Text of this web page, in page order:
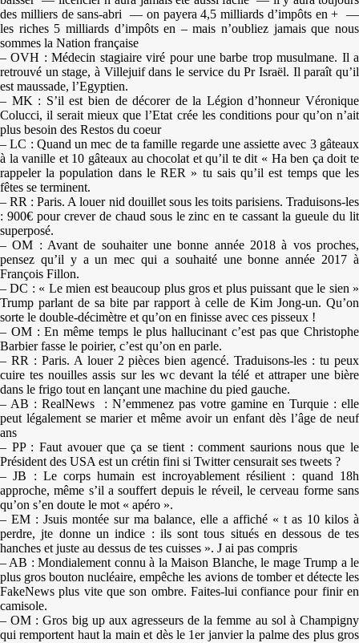
des milliers de sans-abri — on payera 4,5 milliards d’impôts en + —
les riches 5 milliards d’impôts en – mais n’oubliez jamais que nous
sommes la Nation française
– OVH : Médecin stagiaire viré pour une barbe trop musulmane. Il a
retrouvé un stage, à Villejuif dans le service du Pr Israël. Il paraît qu’il
est maussade, l’Egyptien.
– MK : S’il est bien de décorer de la Légion d’honneur Véronique
Colucci, il serait mieux que l’Etat crée les conditions pour qu’on n’ait
plus besoin des Restos du coeur
– LC : Quand un mec de ta famille regarde une assiette avec 3 gâteaux
à la vanille et 10 gâteaux au chocolat et qu’il te dit « Ha ben ça doit te
rappeler la population dans le RER » tu sais qu’il est temps que les
fêtes se terminent.
– RR : Paris. A louer nid douillet sous les toits parisiens. Traduisons-les
: 900€ pour crever de chaud sous le zinc en te cassant la gueule du lit
superposé.
– OM : Avant de souhaiter une bonne année 2018 à vos proches,
pensez qu’il y a un mec qui a souhaité une bonne année 2017 à
François Fillon.
– DC : « Le mien est beaucoup plus gros et plus puissant que le sien »
Trump parlant de sa bite par rapport à celle de Kim Jong-un. Qu’on
sorte le double-décimètre et qu’on en finisse avec ces pisseux !
– OM : En même temps le plus hallucinant c’est pas que Christophe
Barbier fasse le poirier, c’est qu’on en parle.
– RR : Paris. A louer 2 pièces bien agencé. Traduisons-les : tu peux
cuire tes nouilles assis sur les wc devant la télé et attraper une bière
dans le frigo tout en lançant une machine du pied gauche.
– AB : RealNews : N’emmenez pas votre gamine en Turquie : elle
peut légalement se marier et même avoir un enfant dès l’âge de neuf
ans
– PP : Faut avouer que ça se tient : comment saurions nous que le
Président des USA est un crétin fini si Twitter censurait ses tweets ?
– JB : Le corps humain est incroyablement résilient : quand 18h
approche, même s’il a souffert depuis le réveil, le cerveau forme sans
qu’on s’en doute le mot « apéro ».
– EM : Jsuis montée sur ma balance, elle a affiché « t as 10 kilos à
perdre, jte donne un indice : ils sont tous situés en dessous de tes
hanches et juste au dessus de tes cuisses ». J ai pas compris
– AB : Mondialement connu à la Maison Blanche, le mage Trump a le
plus gros bouton nucléaire, empêche les avions de tomber et détecte les
FakeNews plus vite que son ombre. Faites-lui confiance pour finir en
camisole.
– OM : Gros big up aux agresseurs de la femme au sol à Champigny
qui remportent haut la main et dès le 1er janvier la palme des plus gros